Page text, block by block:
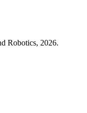
Robotics, 2026.